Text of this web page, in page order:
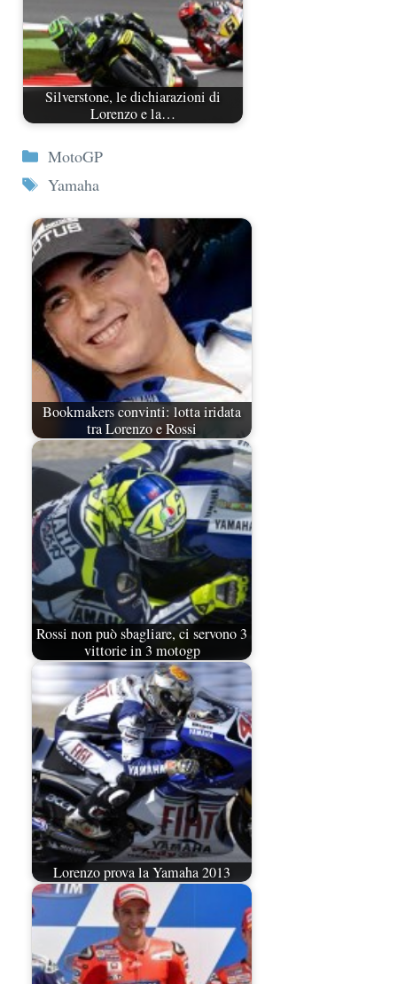
Silverstone, le dichiarazioni di
Lorenzo e la…
Categorie
MotoGP
Tag
Yamaha
Bookmakers convinti: lotta iridata
tra Lorenzo e Rossi
Rossi non può sbagliare, ci servono 3
vittorie in 3 motogp
Lorenzo prova la Yamaha 2013